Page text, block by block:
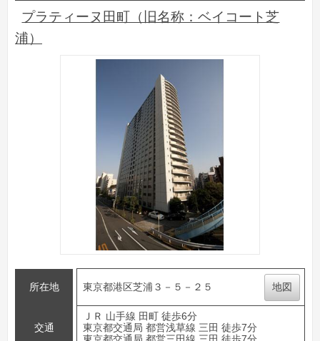
プラティーヌ田町（旧名称：ベイコート芝
浦）
所在地 東京都港区芝浦３－５－２５ 地図
交通
ＪＲ 山手線 田町 徒歩6分
東京都交通局 都営浅草線 三田 徒歩7分